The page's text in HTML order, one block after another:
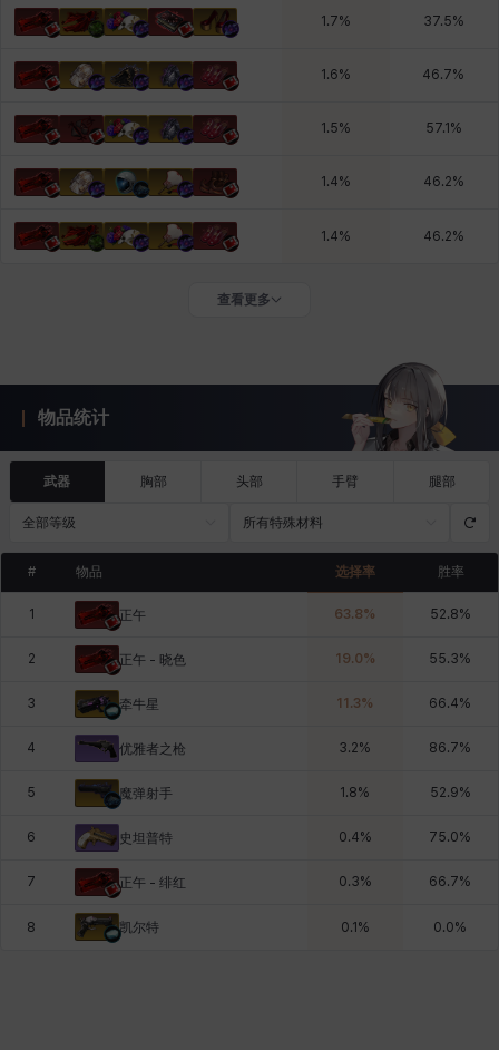
1.7% 37.5%
1.6% 46.7%
1.5% 57.1 %
1.4% 46.2%
1.4% 46.2%
查看更多
物品统计
武器 胸部 头部 手臂 腿部
全部等级 所有特殊材料
# 物品 选择率 胜率
1 正午 63.8% 52.8%
2 正午 - 晓色 19.0% 55.3%
3 牵牛星 11.3% 66.4%
4 优雅者之枪 3.2% 86.7%
5 魔弹射手 1.8% 52.9%
6 史坦普特 0.4% 75.0%
7 正午 - 绯红 0.3% 66.7%
8 凯尔特 0.1 % 0.0%